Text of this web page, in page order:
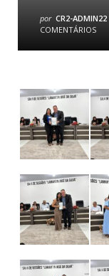
por CR2-ADMIN22
COMENTÁRIOS